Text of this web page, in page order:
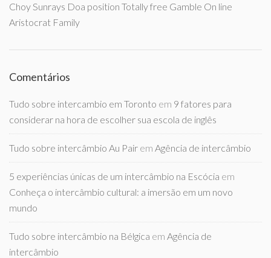
Choy Sunrays Doa position Totally free Gamble On line
Aristocrat Family
Comentários
Tudo sobre intercambio em Toronto em 9 fatores para
considerar na hora de escolher sua escola de inglês
Tudo sobre intercâmbio Au Pair em Agência de intercâmbio
5 experiências únicas de um intercâmbio na Escócia em
Conheça o intercâmbio cultural: a imersão em um novo
mundo
Tudo sobre intercâmbio na Bélgica em Agência de
intercâmbio